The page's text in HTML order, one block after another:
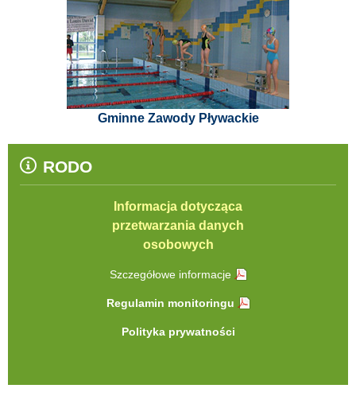
Gminne Zawody Pływackie
RODO
Informacja dotycząca
przetwarzania danych
osobowych
Szczegółowe informacje
Regulamin monitoringu
Polityka prywatności